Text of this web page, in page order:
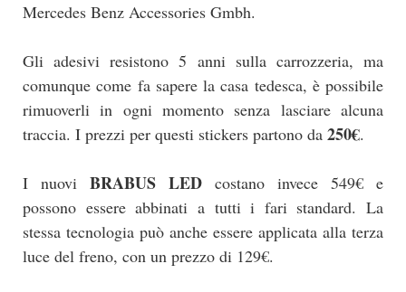
Mercedes Benz Accessories Gmbh.
Gli adesivi resistono 5 anni sulla carrozzeria, ma
comunque come fa sapere la casa tedesca, è possibile
rimuoverli in ogni momento senza lasciare alcuna
traccia. I prezzi per questi stickers partono da 250€.
I nuovi BRABUS LED costano invece 549€ e
possono essere abbinati a tutti i fari standard. La
stessa tecnologia può anche essere applicata alla terza
luce del freno, con un prezzo di 129€.